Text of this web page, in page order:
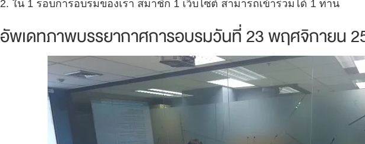
2. ใน 1 รอบการอบรมของเรา สมาชิก 1 เว็บไซต์ สามารถเข้าร่วมได้ 1 ท่าน
อัพเดทภาพบรรยากาศการอบรมวันที่ 23 พฤศจิกายน